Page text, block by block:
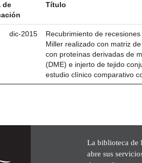
de
Título
dic-2015
Recubrimiento de
Miller realizado con matriz
con proteínas derivadas de
(DME) e injerto de tejido
estudio clínico comparativo
La biblioteca de
abre sus